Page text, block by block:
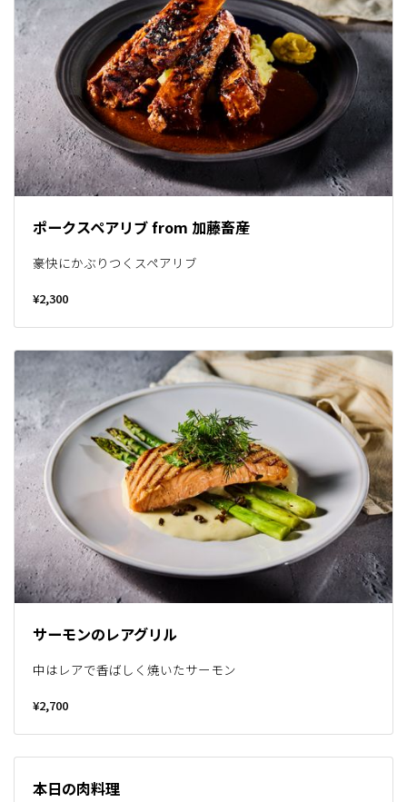
ポークスペアリブ from 加藤畜産
豪快にかぶりつくスペアリブ
¥2,300
サーモンのレアグリル
中はレアで香ばしく焼いたサーモン
¥2,700
本日の肉料理